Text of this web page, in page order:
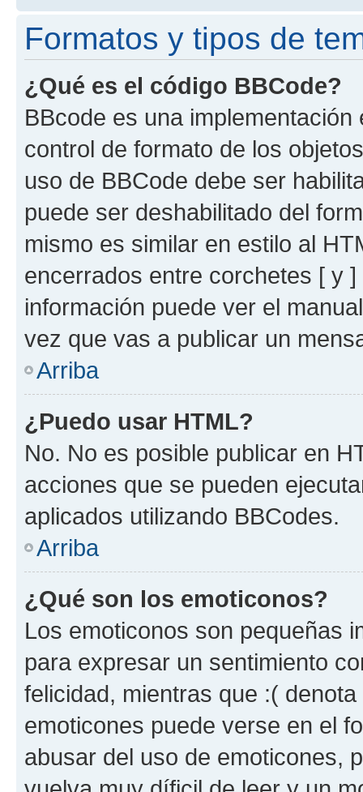
Formatos y tipos de
¿Qué es el código BBCode?
BBcode es una
control de formato de los
uso de BBCode debe ser
puede ser deshabilitado del
mismo es similar en estilo al
encerrados entre corchetes [ y
información puede ver el
vez que vas a publicar un
Arriba
¿Puedo usar HTML?
No. No es posible publicar en
acciones que se pueden
aplicados utilizando BBCodes.
Arriba
¿Qué son los emoticonos?
Los emoticonos son pequeñas
para expresar un sentimiento
felicidad, mientras que :(
emoticones puede verse en el
abusar del uso de emoticones,